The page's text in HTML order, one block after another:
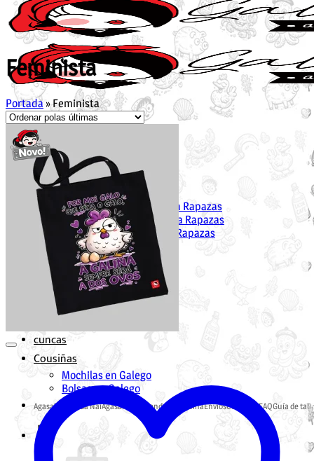
Unisex
Suadoiros
Camisetas
Rapaza
Suadoiros en Galego para Rapazas
Camisetas en Galego para Rapazas
Vestidos en Galego para Rapazas
Nen@s
Suadoiros nenos
Camisetas
Bebés
Bodies
cuncas
Cousiñas
Mochilas en Galego
Bolsas en Galego
Agasallos Día da NaiAgasallos Pai Tenda GaleguiñaEnvíosContactaFAQGuía de
Feminista
Portada »Feminista